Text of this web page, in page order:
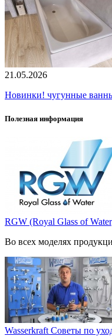
21.05.2026
Новинки! чугунные
Полезная информация
RGW (Royal Glass of
Во всех моделях
Wasserkraft Советы по